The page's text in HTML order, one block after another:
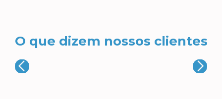
O que dizem nossos clientes